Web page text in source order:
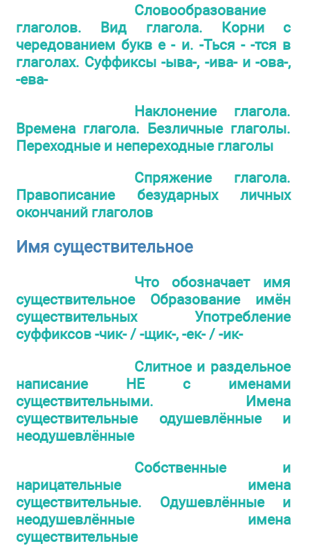
Словообразование
глаголов. Вид глагола. Корни с
чередованием букв е - и. -Ться - -тся в
глаголах. Суффиксы -ыва-, -ива- и -ова-,
-ева-
Наклонение глагола.
Времена глагола. Безличные глаголы.
Переходные и непереходные глаголы
Спряжение глагола.
Правописание безударных личных
окончаний глаголов
Имя существительное
Что обозначает имя
существительное Образование имён
существительных Употребление
суффиксов -чик- / -щик-, -ек- / -ик-
Слитное и раздельное
написание НЕ с именами
существительными. Имена
существительные одушевлённые и
неодушевлённые
Собственные и
нарицательные имена
существительные. Одушевлённые и
неодушевлённые имена
существительные